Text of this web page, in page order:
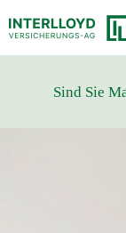
Sind Sie